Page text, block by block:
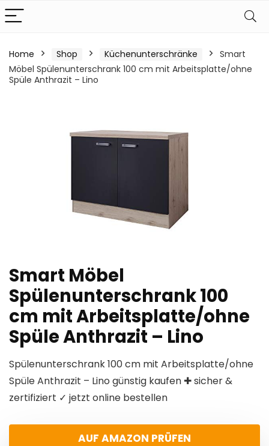
Home Shop Küchenunterschränke
Smart
Möbel Spülenunterschrank 100 cm mit Arbeitsplatte/ohne
Spüle Anthrazit – Lino
Smart Möbel
Spülenunterschrank 100
cm mit Arbeitsplatte/ohne
Spüle Anthrazit – Lino
Spülenunterschrank 100 cm mit Arbeitsplatte/ohne
Spüle Anthrazit – Lino günstig kaufen ✚ sicher &
zertifiziert ✓ jetzt online bestellen
AUF AMAZON PRÜFEN